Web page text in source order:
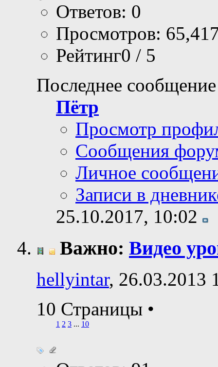
Ответов: 0
Просмотров:
Рейтинг0 / 5
Последнее
Пётр
Просмотр
Сообщения
Личное
Записи в
25.10.2017, 10:02
Важно: Видео
hellyintar, 26.03.2013
10 Страницы •
1 2 3 ... 10